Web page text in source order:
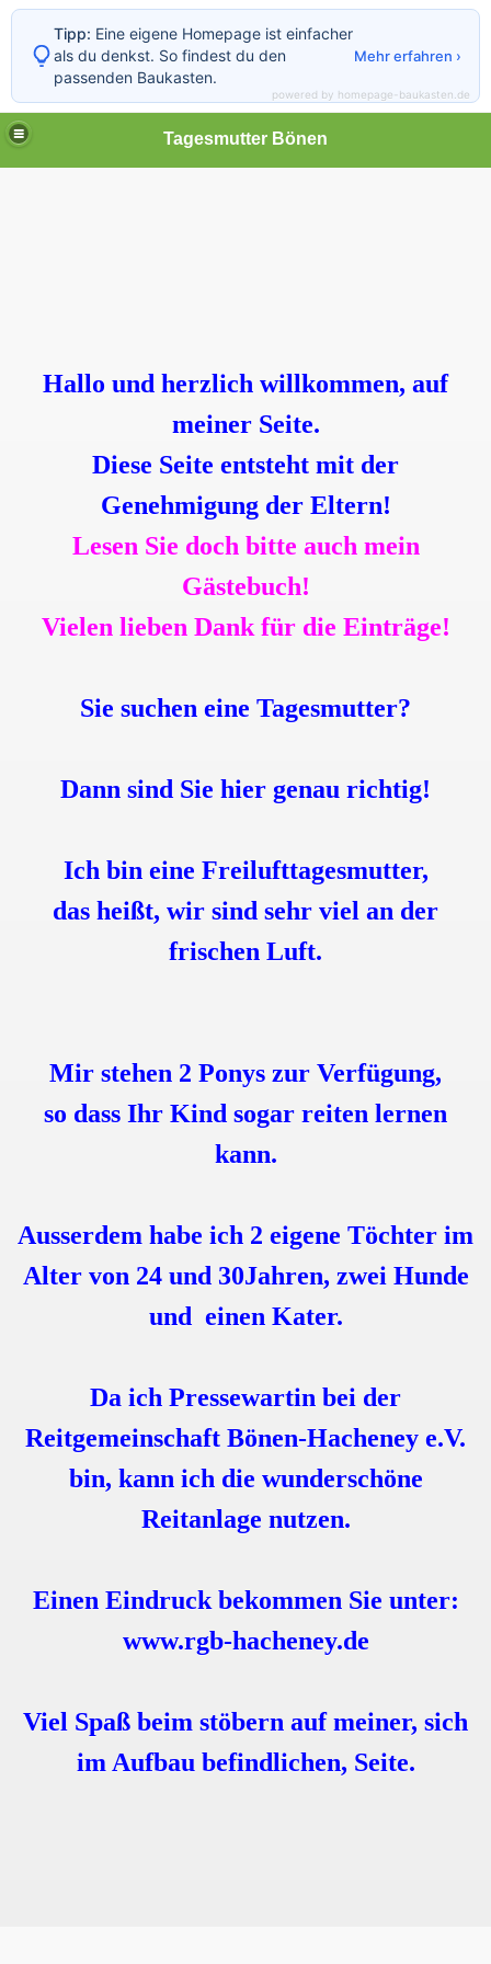
Tagesmutter Bönen
Hallo und herzlich willkommen, auf
meiner Seite.
Diese Seite entsteht mit der
Genehmigung der Eltern!
Lesen Sie doch bitte auch mein
Gästebuch!
Vielen lieben Dank für die Einträge!
Sie suchen eine Tagesmutter?
Dann sind Sie hier genau richtig!
Ich bin eine Freilufttagesmutter,
das heißt, wir sind sehr viel an der
frischen Luft.
Mir stehen 2 Ponys zur Verfügung,
so dass Ihr Kind sogar reiten lernen
kann.
Ausserdem habe ich 2 eigene Töchter im
Alter von 24 und 30Jahren, zwei Hunde
und einen Kater.
Da ich Pressewartin bei der
Reitgemeinschaft Bönen-Hacheney e.V.
bin, kann ich die wunderschöne
Reitanlage nutzen.
Einen Eindruck bekommen Sie unter:
www.rgb-hacheney.de
Viel Spaß beim stöbern auf meiner, sich
im Aufbau befindlichen, Seite.
Tipp: Eine eigene Homepage ist einfacher
als du denkst. So findest du den
passenden Baukasten.
Mehr erfahren ›
powered by homepage-baukasten.de